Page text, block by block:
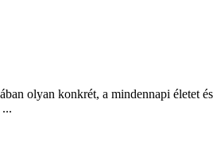
olyan konkrét, a mindennapi életet